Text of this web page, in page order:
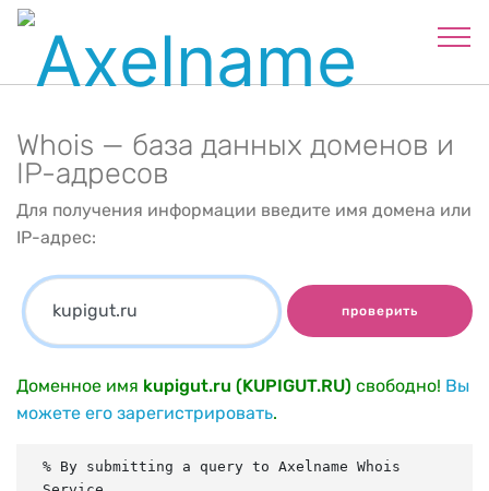
Whois — база данных доменов и
IP-адресов
Для получения информации введите имя домена или
IP-адрес:
проверить
Доменное имя kupigut.ru (KUPIGUT.RU) свободно! Вы
можете его зарегистрировать.
% By submitting a query to Axelname Whois